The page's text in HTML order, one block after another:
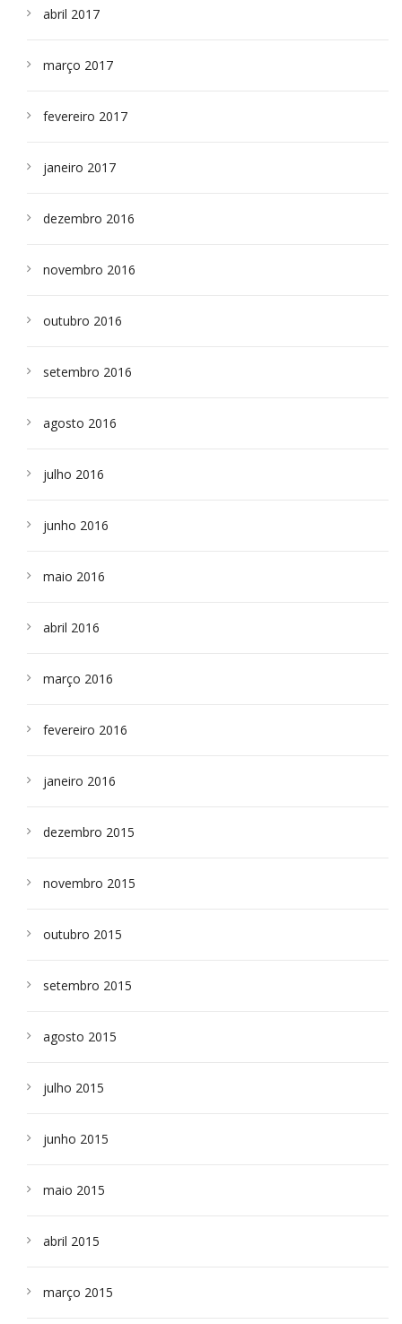
abril 2017
março 2017
fevereiro 2017
janeiro 2017
dezembro 2016
novembro 2016
outubro 2016
setembro 2016
agosto 2016
julho 2016
junho 2016
maio 2016
abril 2016
março 2016
fevereiro 2016
janeiro 2016
dezembro 2015
novembro 2015
outubro 2015
setembro 2015
agosto 2015
julho 2015
junho 2015
maio 2015
abril 2015
março 2015